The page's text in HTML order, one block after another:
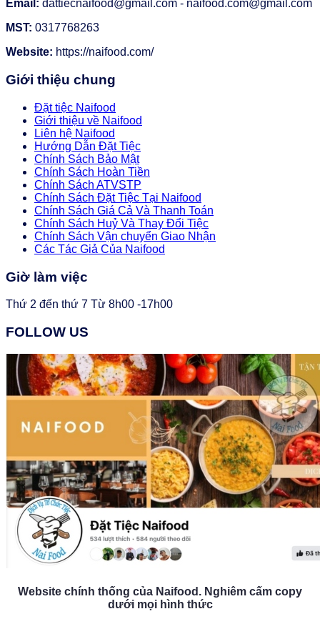
Email: dattiecnaifood@gmail.com - naifood.com@gmail.com
MST: 0317768263
Website: https://naifood.com/
Giới thiệu chung
Đặt tiệc Naifood
Giới thiệu về Naifood
Liên hệ Naifood
Hướng Dẫn Đặt Tiệc
Chính Sách Bảo Mật
Chính Sách Hoàn Tiền
Chính Sách ATVSTP
Chính Sách Đặt Tiệc Tại Naifood
Chính Sách Giá Cả Và Thanh Toán
Chính Sách Huỷ Và Thay Đổi Tiệc
Chính Sách Vận chuyển Giao Nhận
Các Tác Giả Của Naifood
Giờ làm việc
Thứ 2 đến thứ 7 Từ 8h00 -17h00
FOLLOW US
Website chính thống của Naifood. Nghiêm cấm copy
dưới mọi hình thức